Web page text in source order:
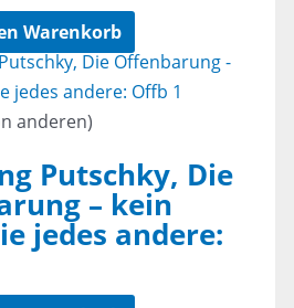
Warenkorb
anderen)
Putschky, Die
– kein
jedes andere: